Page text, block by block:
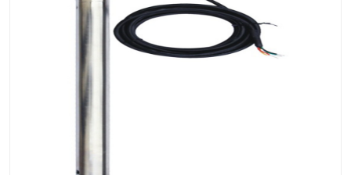
液氮液位计
液位计传感器定制
液氨液位计
油量传感器
温度变送器